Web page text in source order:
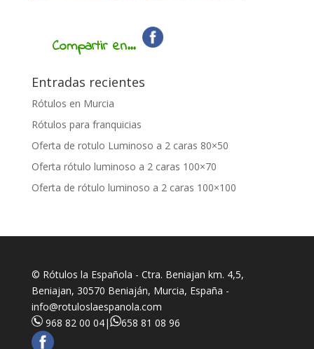
Compartir en...
Entradas recientes
Rótulos en Murcia
Rótulos para franquicias
Oferta de rotulo Luminoso a 2 caras 80×50
Oferta rótulo luminoso a 2 caras 100×70
Oferta de rótulo luminoso a 2 caras 100×100
© Rótulos la Española - Ctra. Beniajan km. 4,5,
Beniajan, 30570 Beniaján, Murcia, España -
info@rotuloslaespanola.com
968 82 00 04| 658 81 08 96